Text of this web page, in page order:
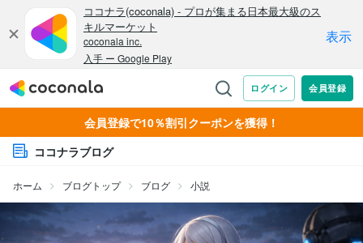
会員登録で10％割引クーポンを獲得！
ココナラブログ
ホーム ブログトップ ブログ 小説